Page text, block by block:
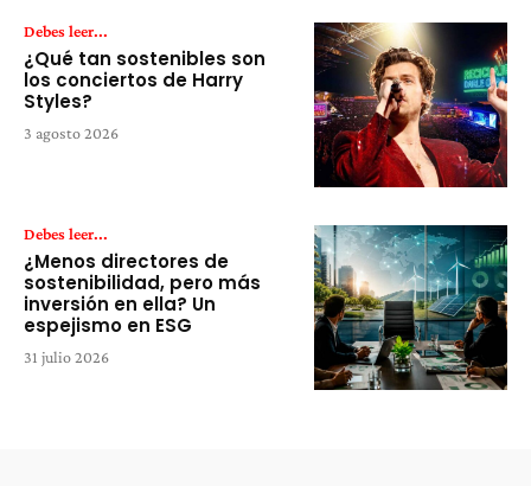
Debes leer...
¿Qué tan sostenibles son
los conciertos de Harry
Styles?
3 agosto 2026
Debes leer...
¿Menos directores de
sostenibilidad, pero más
inversión en ella? Un
espejismo en ESG
31 julio 2026